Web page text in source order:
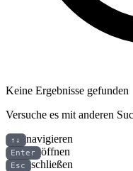
Keine Ergebnisse gefunden
Versuche es mit anderen
↑↓ navigieren
Enter öffnen
Esc schließen